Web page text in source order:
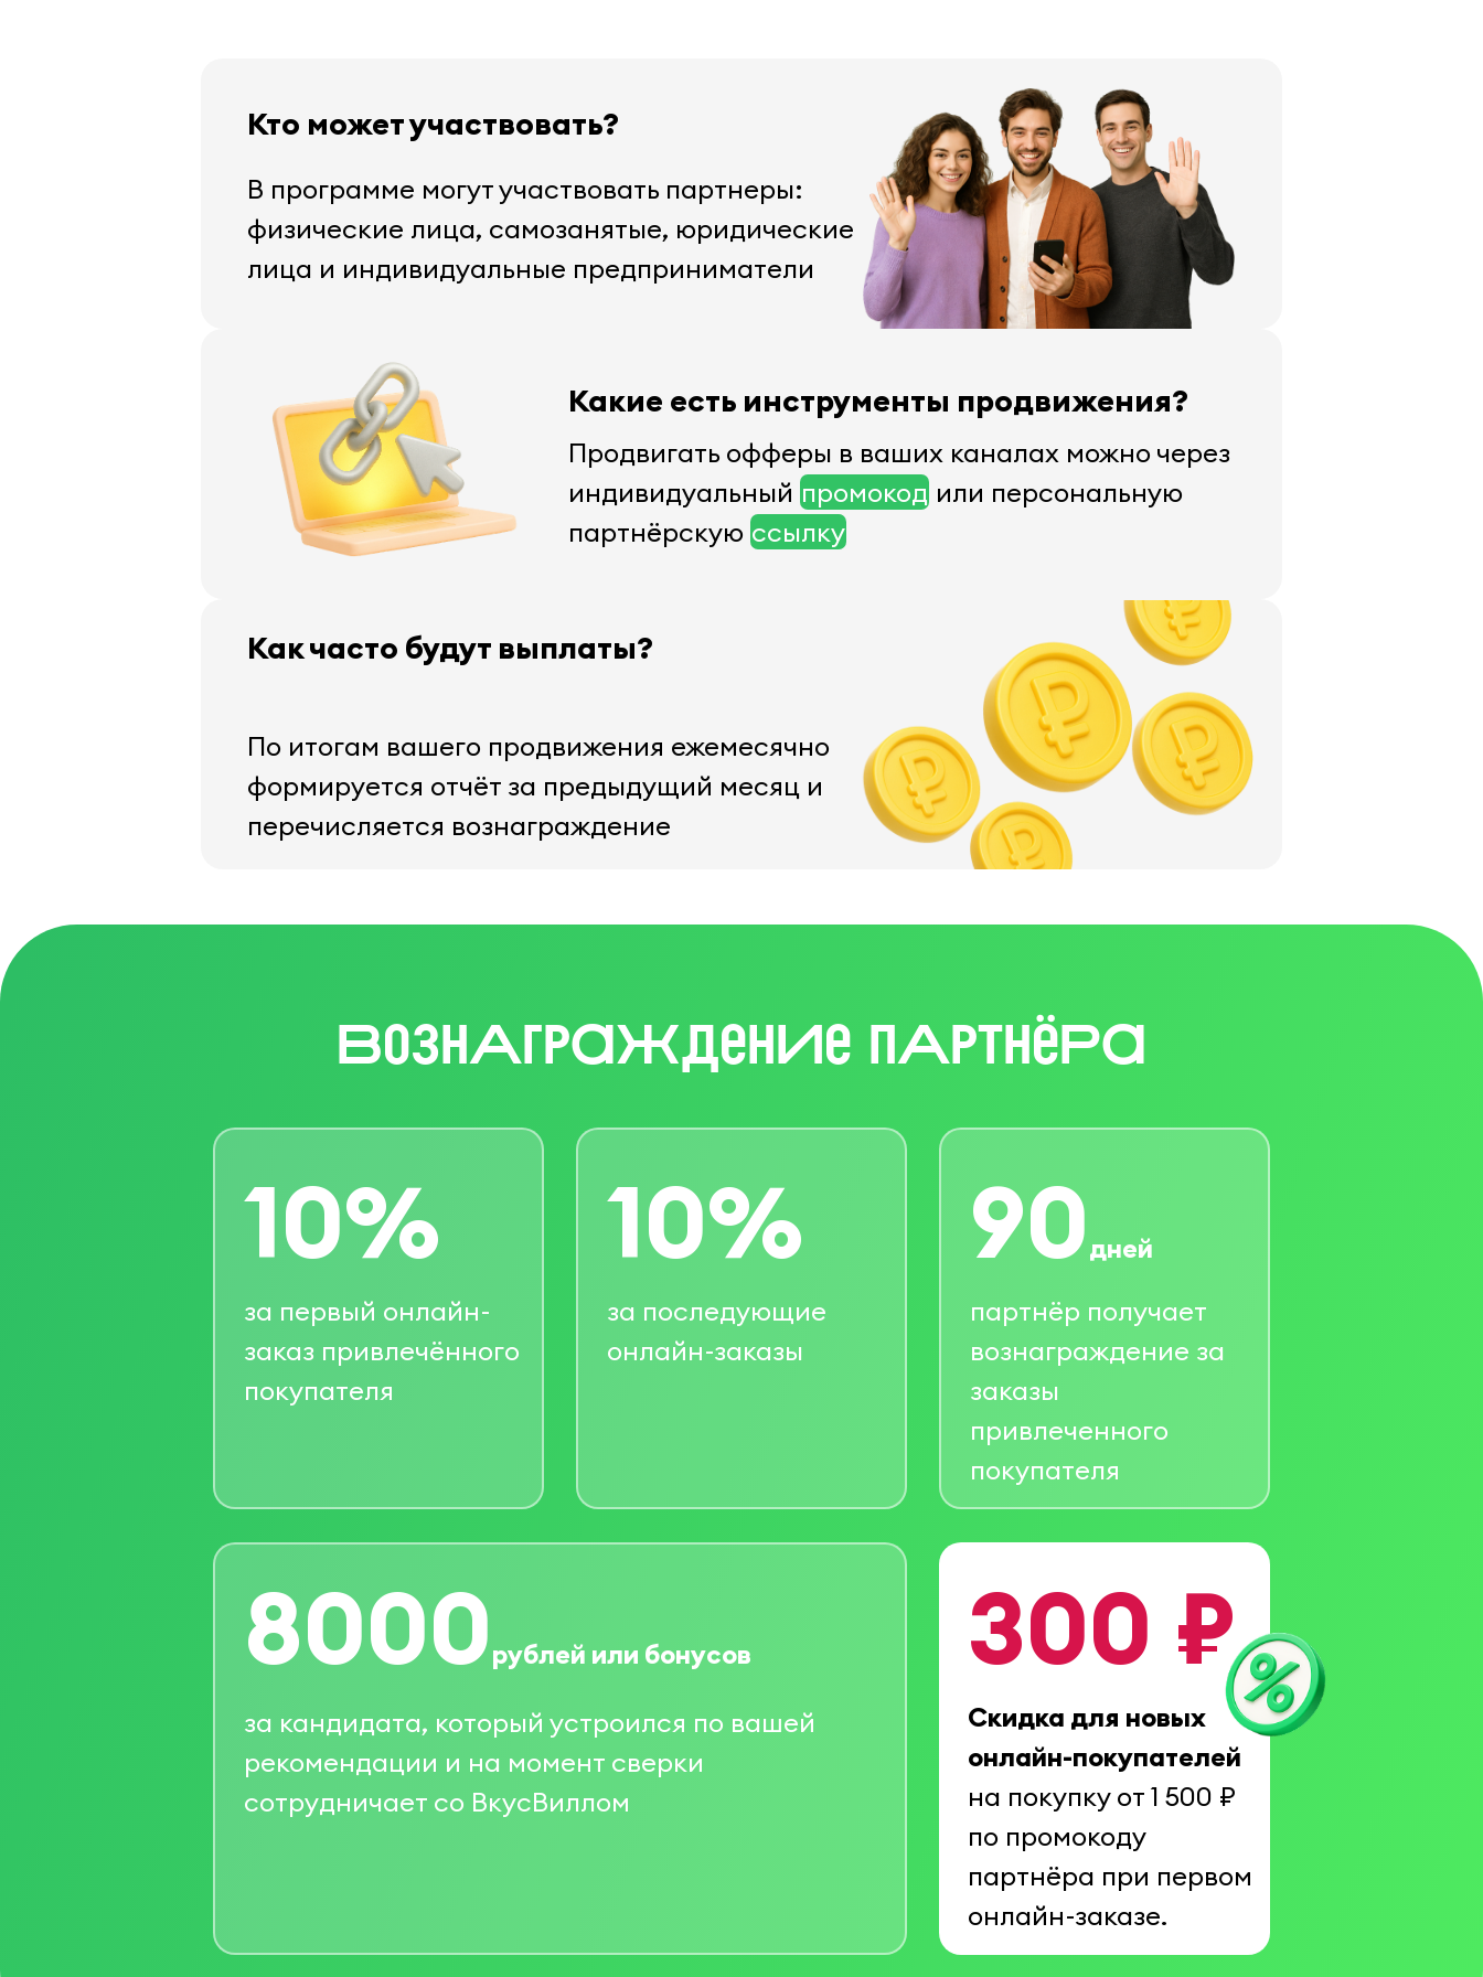
Кто может участвовать?
В программе могут участвовать партнеры:
физические лица, самозанятые, юридические
лица и индивидуальные предприниматели
Какие есть инструменты продвижения?
Продвигать офферы в ваших каналах можно через
индивидуальный промокод или персональную
партнёрскую ссылку
Как часто будут выплаты?
По итогам вашего продвижения ежемесячно
формируется отчёт за предыдущий месяц и
перечисляется вознаграждение
ВознАграЖденИе пАртнёРа
10%
за первый онлайн-
заказ привлечённого
покупателя
10%
за последующие
онлайн-заказы
90дней
партнёр получает
вознаграждение за
заказы
привлеченного
покупателя
300 ₽
Скидка для новых
онлайн-покупателей
на покупку от 1 500 ₽
по промокоду
партнёра при первом
онлайн-заказе.
8000рублей или бонусов
за кандидата, который устроился по вашей
рекомендации и на момент сверки
сотрудничает со ВкусВиллом